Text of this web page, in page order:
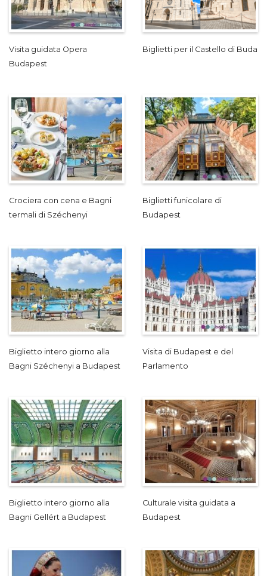
Visita guidata Opera
Budapest
Biglietti per il Castello di Buda
Crociera con cena e Bagni
termali di Széchenyi
Biglietti funicolare di
Budapest
Biglietto intero giorno alla
Bagni Széchenyi a Budapest
Visita di Budapest e del
Parlamento
Biglietto intero giorno alla
Bagni Gellért a Budapest
Culturale visita guidata a
Budapest